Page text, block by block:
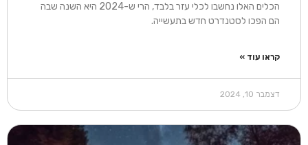
הכלים האלו נחשבו לכלי עזר בלבד, הרי ש-2024 היא השנה שבה
הם הפכו לסטנדרט חדש בתעשייה.
קראו עוד »
דצמבר 10, 2024